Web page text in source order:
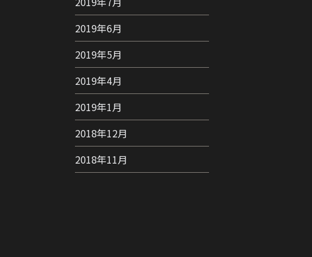
2019年6月
2019年5月
2019年4月
2019年1月
2018年12月
2018年11月